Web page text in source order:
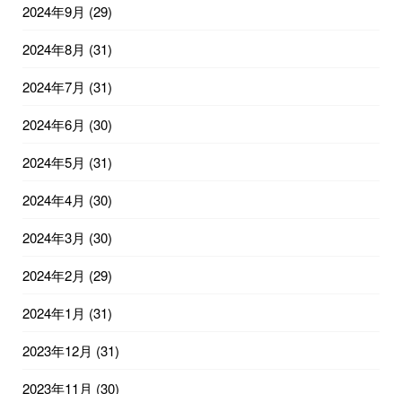
2024年9月 (29)
2024年8月 (31)
2024年7月 (31)
2024年6月 (30)
2024年5月 (31)
2024年4月 (30)
2024年3月 (30)
2024年2月 (29)
2024年1月 (31)
2023年12月 (31)
2023年11月 (30)